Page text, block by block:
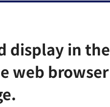
display in the
web browser